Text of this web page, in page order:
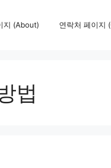
지 (About) 연락처 페이지
법